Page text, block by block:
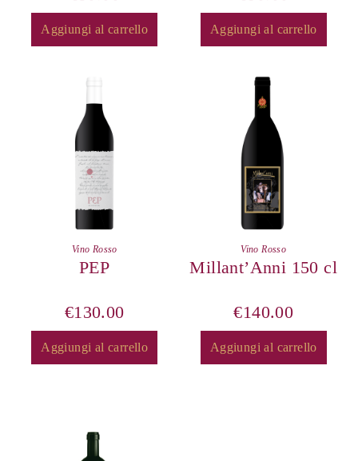
Aggiungi al carrello Aggiungi al carrello
Vino Rosso
PEP
€130.00
Aggiungi al carrello
Vino Rosso
Millant’Anni 150 cl
€140.00
Aggiungi al carrello